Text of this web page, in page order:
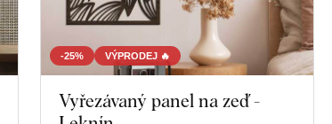
-25% VÝPRODEJ 🔥
Vyřezávaný panel na zeď -